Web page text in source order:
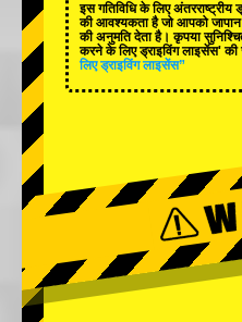
इस गतिविधि के लिए अंतरराष्ट्रीय
की आवश्यकता है जो आपको जापान
की अनुमति देता है। कृपया
करने के लिए ड्राइविंग लाइसेंस' की
लिए ड्राइविंग लाइसेंस”